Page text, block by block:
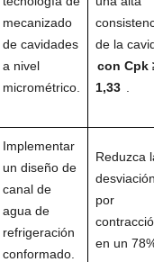
mecanizado
de cavidades
a nivel
micrométrico.
de la
con Cpk
1,33
Implementar
un diseño de
canal de
agua de
refrigeración
conformado.
Reduzca
desviación
por
en un